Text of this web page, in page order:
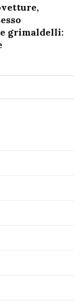
grimaldelli: